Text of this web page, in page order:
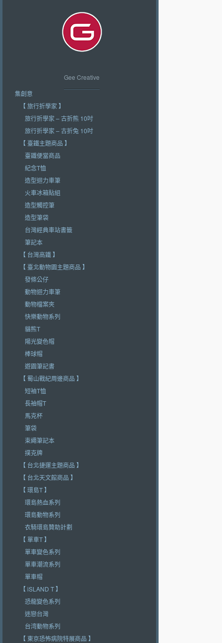
Gee Creative
集創意
【 旅行折學家 】
旅行折學家 – 古折熊 10吋
旅行折學家 – 古折兔 10吋
【 臺鐵主題商品 】
臺鐵便當商品
紀念T恤
造型迴力車筆
火車冰箱貼組
造型觸控筆
造型筆袋
台灣經典車站書籤
筆記本
【 台灣高鐵 】
【 臺北動物園主題商品 】
發條公仔
動物迴力車筆
動物檔案夾
快樂動物系列
貓熊T
陽光變色帽
棒球帽
遊園筆記書
【 蜀山戰紀周邊商品 】
短袖T恤
長袖帽T
馬克杯
筆袋
束繩筆記本
撲克牌
【 台北捷運主題商品 】
【 台北天文館商品 】
【 環島T 】
環島熱血系列
環島動物系列
衣騎環島贊助計劃
【 單車T 】
單車變色系列
單車潮流系列
單車帽
【 iSLAND T 】
恐龍變色系列
迷戀台灣
台湾動物系列
【 東京恐怖病院特展商品 】